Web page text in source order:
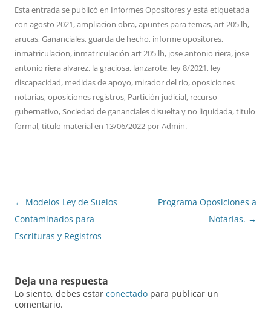
Esta entrada se publicó en Informes Opositoresy está etiquetada
con agosto 2021,ampliacion obra,apuntes para temas,art 205 lh,
arucas,Gananciales,guarda de hecho, informe opositores,
inmatriculacion, inmatriculación art 205 lh, jose antonio riera, jose
antonio riera alvarez, la graciosa, lanzarote, ley 8/2021, ley
discapacidad, medidas de apoyo, mirador del rio,oposiciones
notarias,oposiciones registros, Partición judicial, recurso
gubernativo,Sociedad de gananciales disuelta y no liquidada,titulo
formal,titulo materialen 13/06/2022 porAdmin.
Navegación
de
entradas
← Modelos Ley de Suelos
Contaminados para
Escrituras y Registros
Programa Oposiciones a
Notarías. →
Deja una respuesta
Lo siento, debes estar conectado para publicar un
comentario.